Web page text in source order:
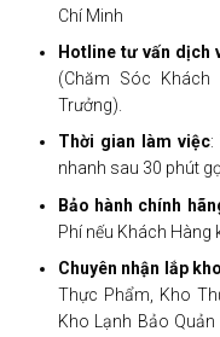
Chí Minh
Hotline tư vấn dịch
(Chăm Sóc Khách
Trưởng).
Thời gian làm việc:
nhanh sau 30 phút
Bảo hành chính
Phí nếu Khách Hàng
Chuyên nhận lắp
Thực Phẩm, Kho
Kho Lạnh Bảo